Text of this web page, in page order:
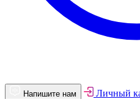
Напишите нам Личный